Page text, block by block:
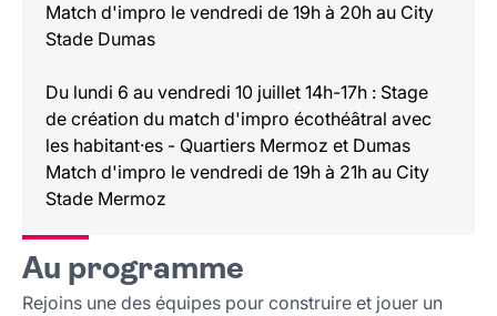
Match d'impro le vendredi de 19h à 20h au City
Stade Dumas
Du lundi 6 au vendredi 10 juillet 14h-17h : Stage
de création du match d'impro écothéâtral avec
les habitant·es - Quartiers Mermoz et Dumas
Match d'impro le vendredi de 19h à 21h au City
Stade Mermoz
Au programme
Rejoins une des équipes pour construire et jouer un